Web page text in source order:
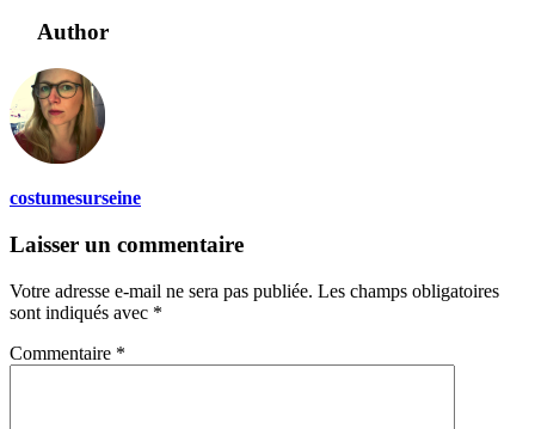
Author
costumesurseine
Laisser un commentaire
Votre adresse e-mail ne sera pas publiée. Les champs obligatoires
sont indiqués avec *
Commentaire *